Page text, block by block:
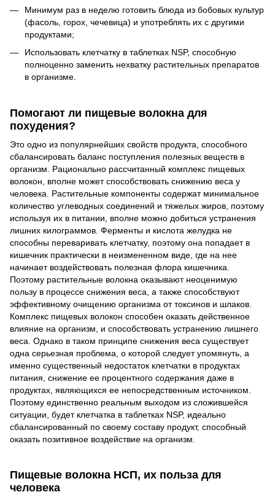
Минимум раз в неделю готовить блюда из бобовых культур
(фасоль, горох, чечевица) и употреблять их с другими
продуктами;
Использовать клетчатку в таблетках NSP, способную
полноценно заменить нехватку растительных препаратов
в организме.
Помогают ли пищевые волокна для
похудения?
Это одно из популярнейших свойств продукта, способного
сбалансировать баланс поступления полезных веществ в
организм. Рационально рассчитанный комплекс пищевых
волокон, вполне может способствовать снижению веса у
человека. Растительные компоненты содержат минимальное
количество углеводных соединений и тяжелых жиров, поэтому
используя их в питании, вполне можно добиться устранения
лишних килограммов. Ферменты и кислота желудка не
способны переваривать клетчатку, поэтому она попадает в
кишечник практически в неизмененном виде, где на нее
начинает воздействовать полезная флора кишечника.
Поэтому растительные волокна оказывают неоценимую
пользу в процессе снижения веса, а также способствуют
эффективному очищению организма от токсинов и шлаков.
Комплекс пищевых волокон способен оказать действенное
влияние на организм, и способствовать устранению лишнего
веса. Однако в таком принципе снижения веса существует
одна серьезная проблема, о которой следует упомянуть, а
именно существенный недостаток клетчатки в продуктах
питания, снижение ее процентного содержания даже в
продуктах, являющихся ее непосредственным источником.
Поэтому единственно реальным выходом из сложившейся
ситуации, будет клетчатка в таблетках NSP, идеально
сбалансированный по своему составу продукт, способный
оказать позитивное воздействие на организм.
Пищевые волокна НСП, их польза для
человека